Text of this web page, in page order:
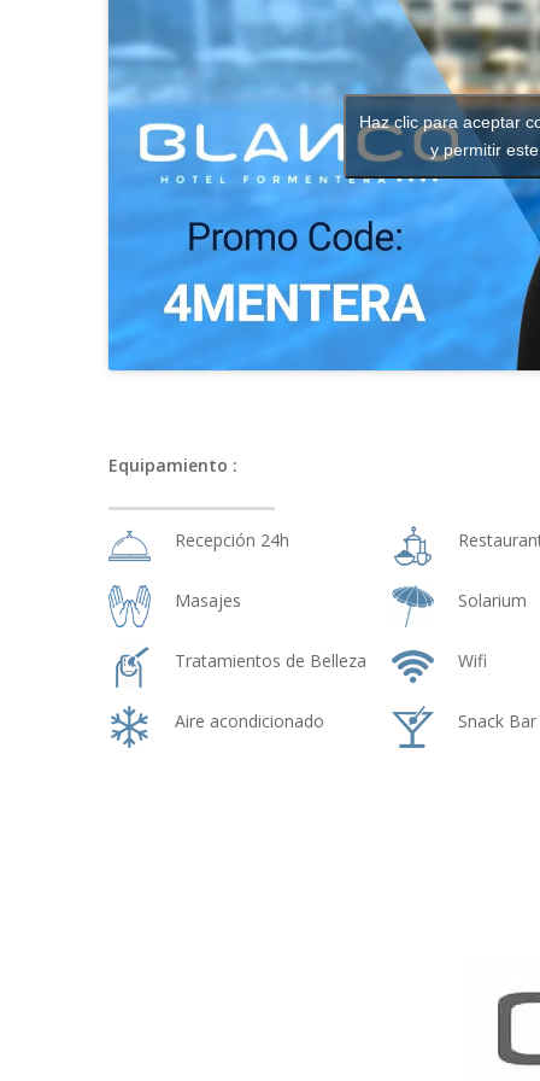
Haz clic para aceptar
y permitir
Equipamiento :
Recepción 24h
Masajes
Tratamientos de Belleza
Aire acondicionado
Solarium
Wifi
Snack Bar